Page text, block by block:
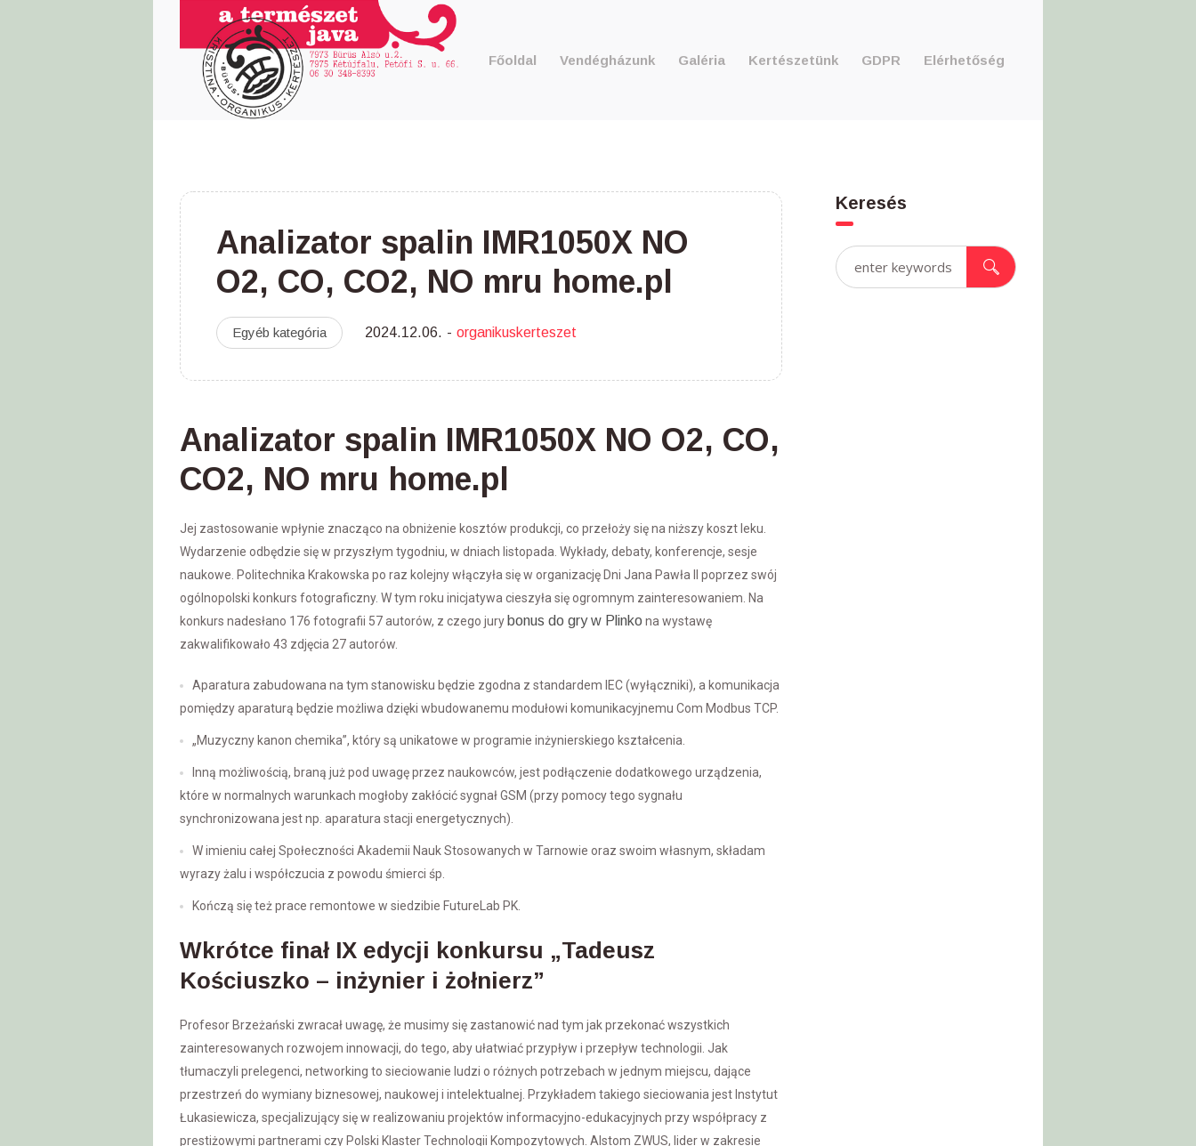
Főoldal Vendégházunk Galéria Kertészetünk GDPR Elérhetőség
Analizator spalin IMR1050X NO
O2, CO, CO2, NO mru home.pl
Egyéb kategória 2024.12.06. organikuskerteszet
Analizator spalin IMR1050X NO O2, CO,
CO2, NO mru home.pl
Jej zastosowanie wpłynie znacząco na obniżenie kosztów produkcji, co przełoży się na niższy koszt leku.
Wydarzenie odbędzie się w przyszłym tygodniu, w dniach listopada. Wykłady, debaty, konferencje, sesje
naukowe. Politechnika Krakowska po raz kolejny włączyła się w organizację Dni Jana Pawła II poprzez swój
ogólnopolski konkurs fotograficzny. W tym roku inicjatywa cieszyła się ogromnym zainteresowaniem. Na
konkurs nadesłano 176 fotografii 57 autorów, z czego jury bonus do gry w Plinko na wystawę
zakwalifikowało 43 zdjęcia 27 autorów.
Aparatura zabudowana na tym stanowisku będzie zgodna z standardem IEC (wyłączniki), a komunikacja
pomiędzy aparaturą będzie możliwa dzięki wbudowanemu modułowi komunikacyjnemu Com Modbus TCP.
„Muzyczny kanon chemika”, który są unikatowe w programie inżynierskiego kształcenia.
Inną możliwością, braną już pod uwagę przez naukowców, jest podłączenie dodatkowego urządzenia,
które w normalnych warunkach mogłoby zakłócić sygnał GSM (przy pomocy tego sygnału
synchronizowana jest np. aparatura stacji energetycznych).
W imieniu całej Społeczności Akademii Nauk Stosowanych w Tarnowie oraz swoim własnym, składam
wyrazy żalu i współczucia z powodu śmierci śp.
Kończą się też prace remontowe w siedzibie FutureLab PK.
Wkrótce finał IX edycji konkursu „Tadeusz
Kościuszko – inżynier i żołnierz”
Profesor Brzeżański zwracał uwagę, że musimy się zastanowić nad tym jak przekonać wszystkich
zainteresowanych rozwojem innowacji, do tego, aby ułatwiać przypływ i przepływ technologii. Jak
tłumaczyli prelegenci, networking to sieciowanie ludzi o różnych potrzebach w jednym miejscu, dające
przestrzeń do wymiany biznesowej, naukowej i intelektualnej. Przykładem takiego sieciowania jest Instytut
Łukasiewicza, specjalizujący się w realizowaniu projektów informacyjno-edukacyjnych przy współpracy z
prestiżowymi partnerami czy Polski Klaster Technologii Kompozytowych. Alstom ZWUS, lider w zakresie
Keresés